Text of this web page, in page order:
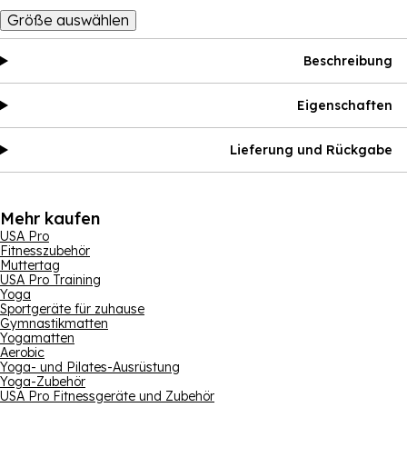
Größe auswählen
Beschreibung
Eigenschaften
Lieferung und Rückgabe
Mehr kaufen
USA Pro
Fitnesszubehör
Muttertag
USA Pro Training
Yoga
Sportgeräte für zuhause
Gymnastikmatten
Yogamatten
Aerobic
Yoga- und Pilates-Ausrüstung
Yoga-Zubehör
USA Pro Fitnessgeräte und Zubehör